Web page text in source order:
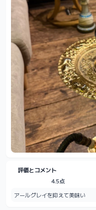
評価とコメント
4.5点
アールグレイを抑えて美味い